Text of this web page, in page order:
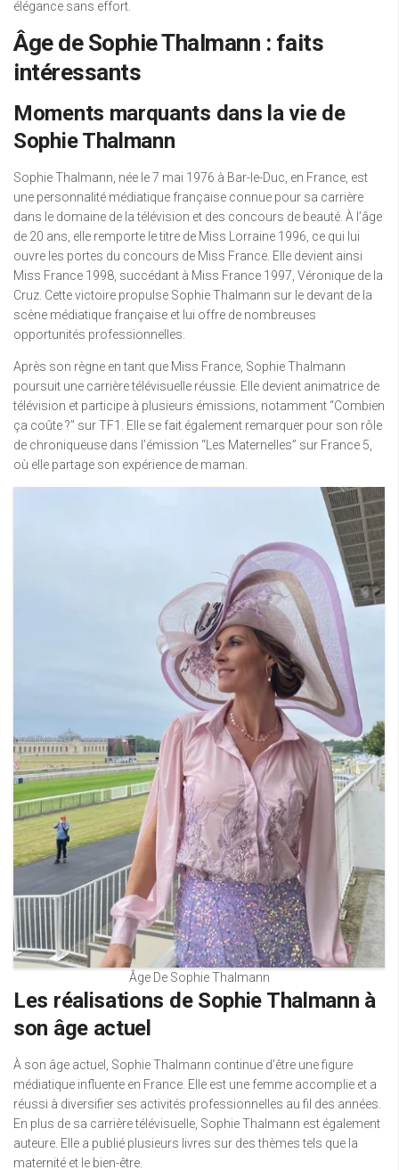
élégance sans effort.
Âge de Sophie Thalmann : faits
intéressants
Moments marquants dans la vie de
Sophie Thalmann
Sophie Thalmann, née le 7 mai 1976 à Bar-le-Duc, en France, est
une personnalité médiatique française connue pour sa carrière
dans le domaine de la télévision et des concours de beauté. À l’âge
de 20 ans, elle remporte le titre de Miss Lorraine 1996, ce qui lui
ouvre les portes du concours de Miss France. Elle devient ainsi
Miss France 1998, succédant à Miss France 1997, Véronique de la
Cruz. Cette victoire propulse Sophie Thalmann sur le devant de la
scène médiatique française et lui offre de nombreuses
opportunités professionnelles.
Après son règne en tant que Miss France, Sophie Thalmann
poursuit une carrière télévisuelle réussie. Elle devient animatrice de
télévision et participe à plusieurs émissions, notamment “Combien
ça coûte ?” sur TF1. Elle se fait également remarquer pour son rôle
de chroniqueuse dans l’émission “Les Maternelles” sur France 5,
où elle partage son expérience de maman.
Âge De Sophie Thalmann
Les réalisations de Sophie Thalmann à
son âge actuel
À son âge actuel, Sophie Thalmann continue d’être une figure
médiatique influente en France. Elle est une femme accomplie et a
réussi à diversifier ses activités professionnelles au fil des années.
En plus de sa carrière télévisuelle, Sophie Thalmann est également
auteure. Elle a publié plusieurs livres sur des thèmes tels que la
maternité et le bien-être.